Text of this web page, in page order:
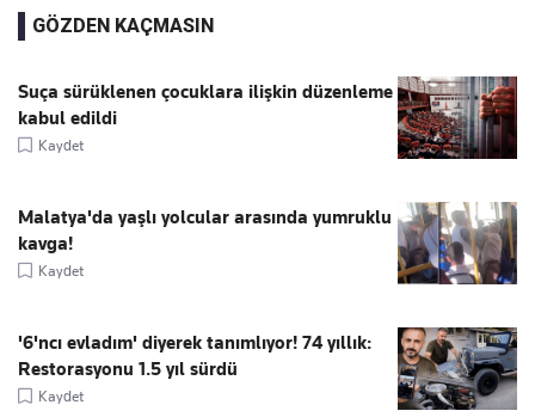
GÖZDEN KAÇMASIN
Suça sürüklenen çocuklara ilişkin düzenleme
kabul edildi
Kaydet
Malatya'da yaşlı yolcular arasında yumruklu
kavga!
Kaydet
'6'ncı evladım' diyerek tanımlıyor! 74 yıllık:
Restorasyonu 1.5 yıl sürdü
Kaydet